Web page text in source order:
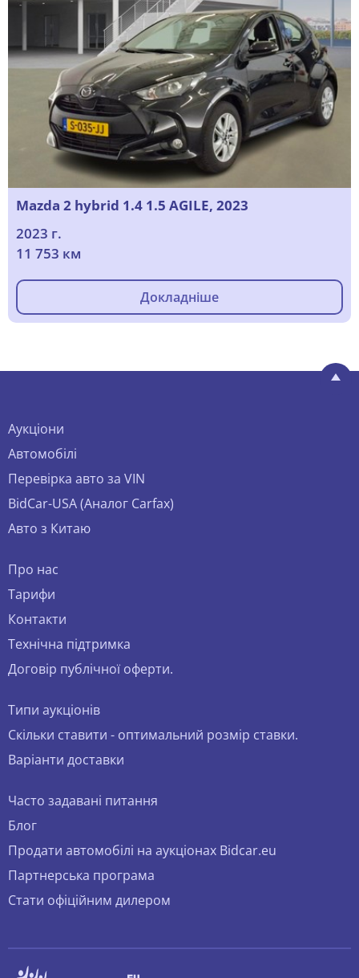
Mazda 2 hybrid 1.4 1.5 AGILE, 2023
2023 г.
11 753 км
Докладніше
Аукціони
Автомобілі
Перевірка авто за VIN
BidCar-USA (Аналог Carfax)
Авто з Китаю
Про нас
Тарифи
Контакти
Технічна підтримка
Договір публічної оферти.
Типи аукціонів
Скільки ставити - оптимальний розмір ставки.
Варіанти доставки
Часто задавані питання
Блог
Продати автомобілі на аукціонах Bidcar.eu
Партнерська програма
Стати офіційним дилером